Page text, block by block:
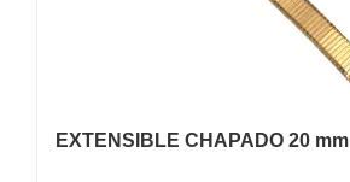
EXTENSIBLE CHAPADO 20 mm